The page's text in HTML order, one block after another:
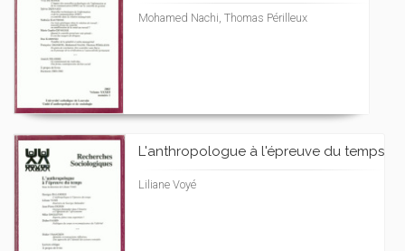
Mohamed Nachi, Thomas Périlleux
L'anthropologue à l'épreuve du temps
Liliane Voyé